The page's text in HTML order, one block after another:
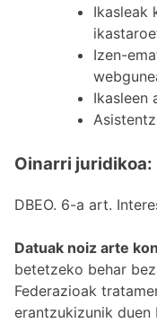
Ikasleak
Izen-
Ikasleen
Oinarri juridikoa:
DBEO. 6-a art.
Datuak noiz arte
betetzeko behar
Federazioak
erantzukizunik